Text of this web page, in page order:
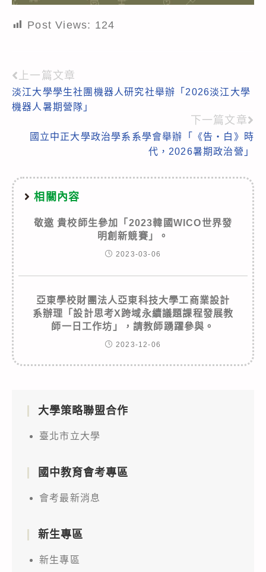
Post Views: 124
Read
more
上一篇文章
淡江大學學生社團機器人研究社舉辦「2026淡江大學
機器人暑期營隊」
下一篇文章
國立中正大學政治學系系學會舉辦「《告‧白》時
代，2026暑期政治營」
相關內容
敬邀 貴校師生參加「2023韓國WICO世界發
明創新競賽」。
2023-03-06
亞東學校財團法人亞東科技大學工商業設計
系辦理「設計思考X跨域永續議題課程發展教
師一日工作坊」，請教師踴躍參與。
2023-12-06
大學策略聯盟合作
臺北市立大學
國中教育會考專區
會考最新消息
新生專區
新生專區